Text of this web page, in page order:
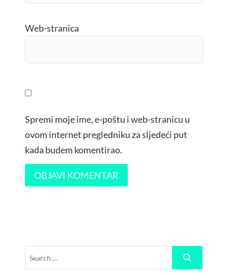
Web-stranica
Spremi moje ime, e-poštu i web-stranicu u
ovom internet pregledniku za sljedeći put
kada budem komentirao.